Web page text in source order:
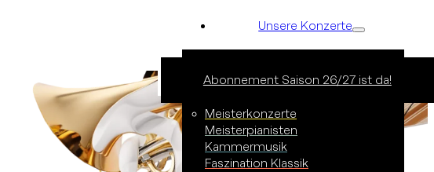
Unsere Konzerte
Alles anzeigen
Meisterkonzerte
Meisterpianisten
Kammermusik
Faszination Klassik
Abonnement Saison 26/27 ist da!